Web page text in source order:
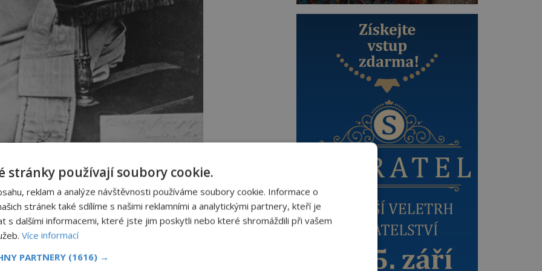
tvrdý tradicionalismus. FOTO: neznámý autor /
Commons / volné dílo
1869-1870 znamenal veřejné
z úst papeže Pia IX., za které
a liberalismus. Byl to onen
dogma neomylnosti papeže.
stránky používají soubory cookie.
reklam a analýze návštěvnosti používáme soubory cookie. Informace o
stránek také sdílíme s našimi reklamními a analytickými partnery, kteří je
s dalšími informacemi, které jste jim poskytli nebo které shromáždili při vašem
Více informací
PARTNERY (1616) →